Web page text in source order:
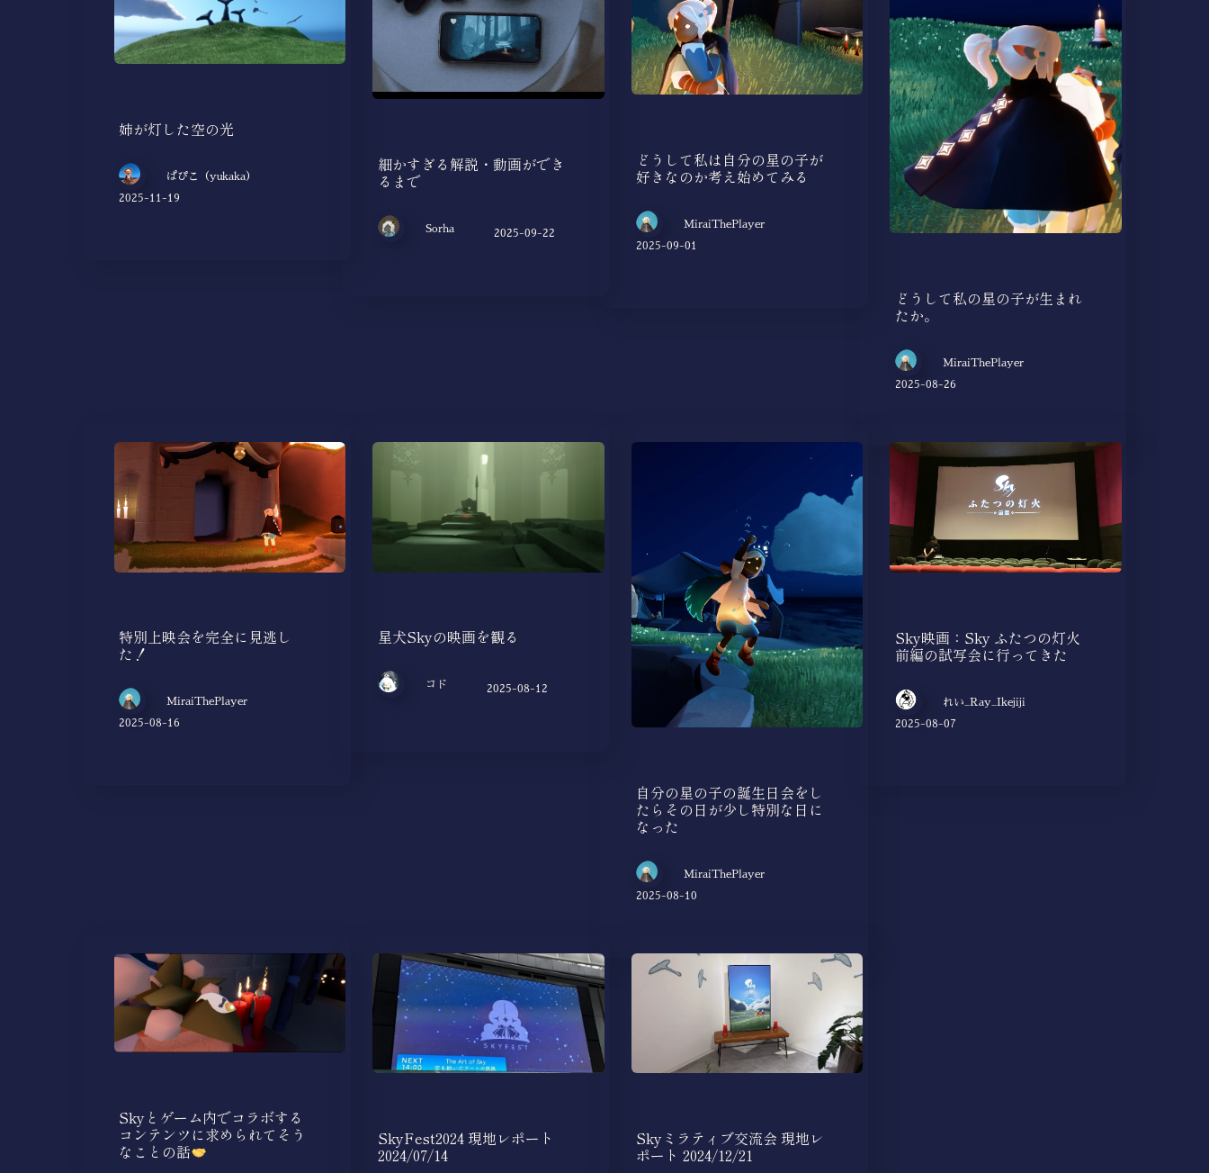
姉が灯した空の光
ぱぴこ（yukaka）
2025-11-19
細かすぎる解説・動画ができ
るまで
Sorha 2025-09-22
どうして私は自分の星の子が
好きなのか考え始めてみる
MiraiThePlayer
2025-09-01
どうして私の星の子が生まれ
たか。
MiraiThePlayer
2025-08-26
特別上映会を完全に見逃し
た！
MiraiThePlayer
2025-08-16
星犬Skyの映画を観る
コド 2025-08-12
自分の星の子の誕生日会をし
たらその日が少し特別な日に
なった
MiraiThePlayer
2025-08-10
Sky映画：Sky ふたつの灯火
前編の試写会に行ってきた
れい_Ray_Ikejiji
2025-08-07
Skyとゲーム内でコラボする
コンテンツに求められてそう
なことの話
SkyFest2024 現地レポート
2024/07/14
Skyミラティブ交流会 現地レ
ポート 2024/12/21